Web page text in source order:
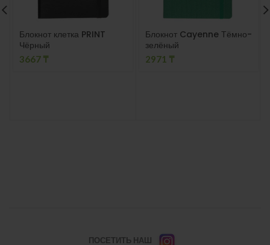
Блокнот клетка PRINT
Чёрный
3667 ₸
Блокнот Cayenne Тёмно-
зелёный
2971 ₸
ПОСЕТИТЬ НАШ